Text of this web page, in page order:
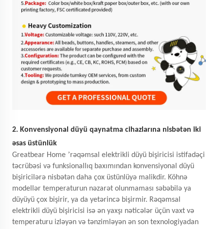
2. Konvensiyonal düyü qaynatma cihazlarına nisbətən iki
əsas üstünlük
Greatbear Home ’rəqəmsal elektrikli düyü bişiricisi istifadəçi
təcrübəsi və funksionallıq baxımından konvensiyonal düyü
bişiricilərə nisbətən daha çox üstünlüyə malikdir. Köhnə
modellər temperaturun nəzarət olunmaması səbəbilə ya
düyüyü çox bişirir, ya da yetərincə bişirmir. Rəqəmsal
elektrikli düyü bişiricisi isə ən yaxşı nəticələr üçün vaxt və
temperaturu izləyən və tənzimləyən ən son texnologiyadan